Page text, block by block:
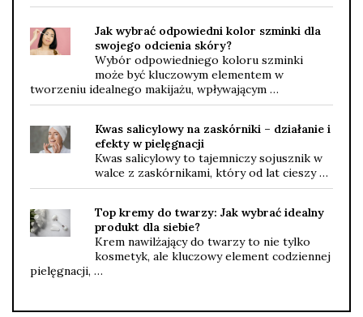
Jak wybrać odpowiedni kolor szminki dla
swojego odcienia skóry?
Wybór odpowiedniego koloru szminki
może być kluczowym elementem w
tworzeniu idealnego makijażu, wpływającym …
Kwas salicylowy na zaskórniki – działanie i
efekty w pielęgnacji
Kwas salicylowy to tajemniczy sojusznik w
walce z zaskórnikami, który od lat cieszy …
Top kremy do twarzy: Jak wybrać idealny
produkt dla siebie?
Krem nawilżający do twarzy to nie tylko
kosmetyk, ale kluczowy element codziennej
pielęgnacji, …